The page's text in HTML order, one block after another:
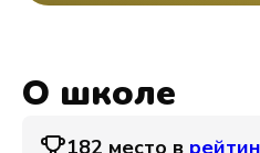
О школе
182 место в